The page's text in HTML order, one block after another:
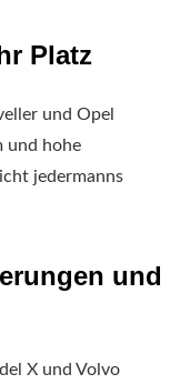
Platz
und Opel
und hohe
jedermanns
und
X und Volvo